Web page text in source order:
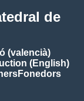
de
(valencià)
(English)
Fonedors